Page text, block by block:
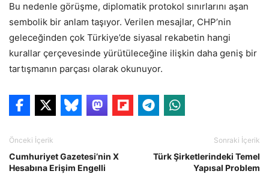
Bu nedenle görüşme, diplomatik protokol sınırlarını aşan
sembolik bir anlam taşıyor. Verilen mesajlar, CHP’nin
geleceğinden çok Türkiye’de siyasal rekabetin hangi
kurallar çerçevesinde yürütüleceğine ilişkin daha geniş bir
tartışmanın parçası olarak okunuyor.
Önceki İçerik
Cumhuriyet Gazetesi’nin X
Hesabına Erişim Engelli
Sonraki İçerik
Türk Şirketlerindeki Temel
Yapısal Problem